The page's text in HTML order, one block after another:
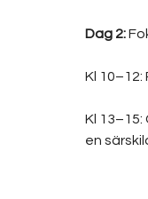
Dag 2:
Kl
Kl
en